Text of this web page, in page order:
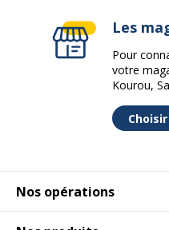
Nos opérations
Les
Pour
votre
Kourou,